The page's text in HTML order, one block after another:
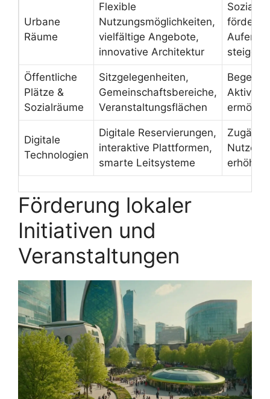
Urbane
Räume
Flexible
Nutzungsmöglichkeiten,
vielfältige Angebote,
innovative Architektur
Soziale
fördern
steigern
Öffentliche
Plätze &
Sozialräume
Sitzgelegenheiten,
Gemeinschaftsbereiche,
Veranstaltungsflächen
Digitale
Technologien
Digitale Reservierungen,
interaktive Plattformen,
smarte Leitsysteme
erhöhen
Förderung lokaler
Initiativen und
Veranstaltungen